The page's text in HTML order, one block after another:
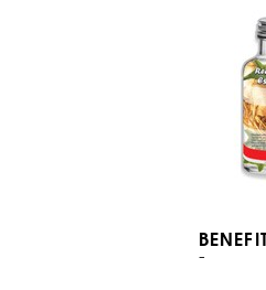
BENEFIT
-